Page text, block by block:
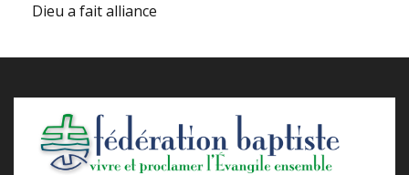
Dieu a fait alliance